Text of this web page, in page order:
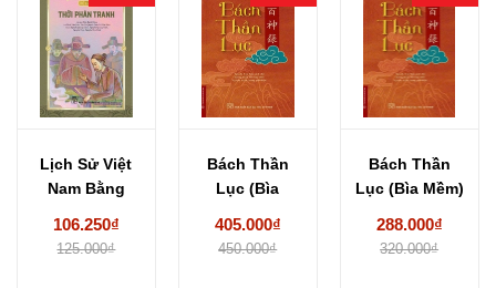
Lịch Sử Việt
Nam Bằng
106.250₫
125.000₫
Bách Thần
Lục (Bìa
405.000₫
450.000₫
Bách Thần
Lục (Bìa Mềm)
288.000₫
320.000₫